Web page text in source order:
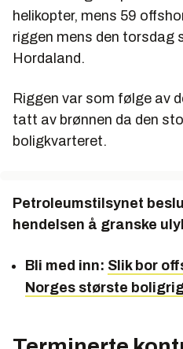
helikopter, mens 59
riggen mens den torsdag
Hordaland.
Riggen var som følge av
tatt av brønnen da den
boligkvarteret.
Petroleumstilsynet
hendelsen å granske
Bli med inn: Slik bor
Norges største